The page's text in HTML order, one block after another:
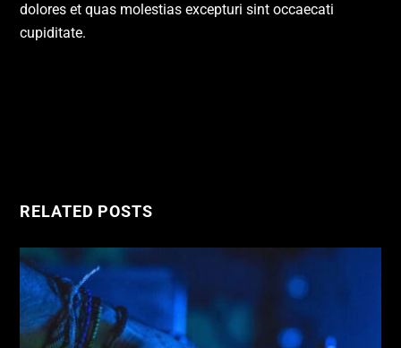
dolores et quas molestias excepturi sint occaecati
cupiditate.
RELATED POSTS